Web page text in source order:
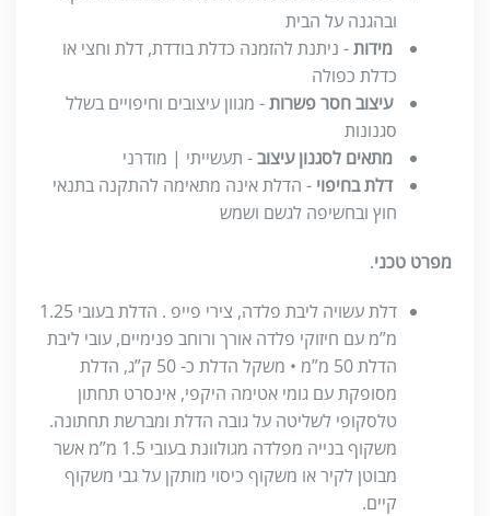
ובהגנה על הבית
מידות- ניתנת להזמנה כדלת בודדת, דלת וחצי או
כדלת כפולה
עיצוב חסר פשרות- מגוון עיצובים וחיפויים בשלל
סגנונות
מתאים לסגנון עיצוב- תעשייתי | מודרני
דלת בחיפוי - הדלת אינה מתאימה להתקנה בתנאי
חוץ ובחשיפה לגשם ושמש
מפרט טכני.
דלת עשויה ליבת פלדה, צירי פייפ . הדלת בעובי 1.25
מ”מ עם חיזוקי פלדה אורך ורוחב פנימיים, עובי ליבת
הדלת 50 מ”מ • משקל הדלת כ- 50 ק”ג, הדלת
מסופקת עם גומי אטימה היקפי, אינסרט תחתון
טלסקופי לשליטה על גובה הדלת ומברשת תחתונה.
משקוף בנייה מפלדה מגולוונת בעובי 1.5 מ”מ אשר
מבוטן לקיר או משקוף כיסוי מותקן על גבי משקוף
קיים.